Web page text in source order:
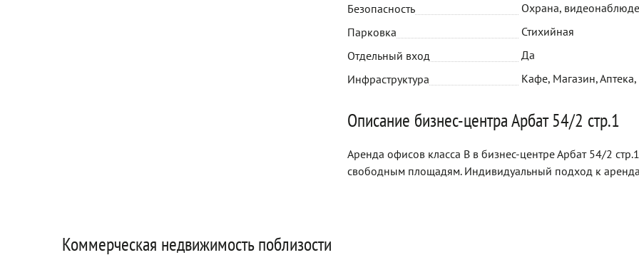
Безопасность
Охрана,
Парковка
Стихийная
Отдельный вход
Да
Инфраструктура
Кафе, Магазин,
Описание бизнес-центра Арбат 54/2 стр.1
Аренда офисов класса B в бизнес-центре Арбат 54/2
свободным площадям. Индивидуальный подход к
Коммерческая недвижимость поблизости